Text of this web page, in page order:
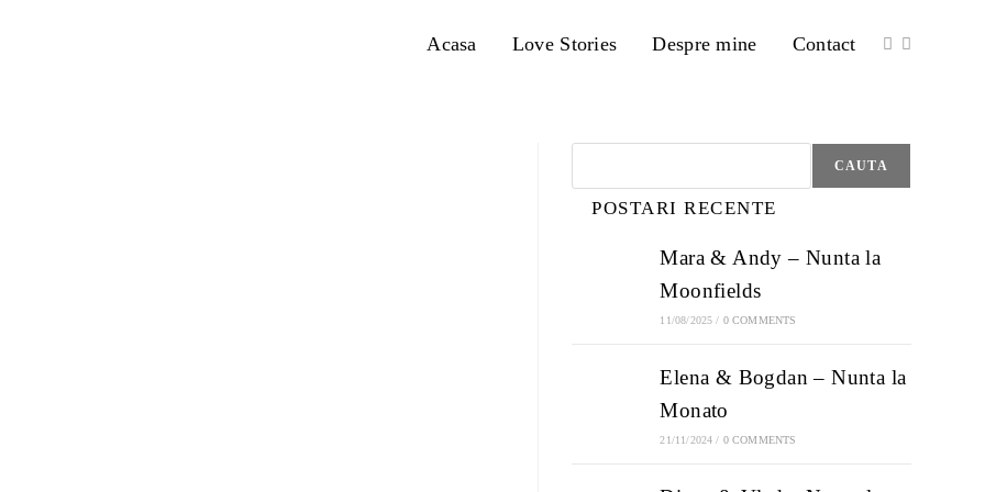
Acasa Love Stories Despre mine Contact
CAUTA
POSTARI RECENTE
Mara & Andy – Nunta la
Moonfields
11/08/2025 / 0 COMMENTS
Elena & Bogdan – Nunta la
Monato
21/11/2024 / 0 COMMENTS